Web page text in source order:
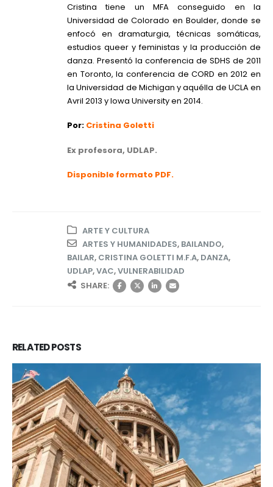
Cristina tiene un MFA conseguido en la
Universidad de Colorado en Boulder, donde se
enfocó en dramaturgia, técnicas somáticas,
estudios queer y feministas y la producción de
danza. Presentó la conferencia de SDHS de 2011
en Toronto, la conferencia de CORD en 2012 en
la Universidad de Michigan y aquélla de UCLA en
Avril 2013 y Iowa University en 2014.
Por: Cristina Goletti
Ex profesora, UDLAP.
Disponible formato PDF.
ARTE Y CULTURA
ARTES Y HUMANIDADES, BAILANDO,
BAILAR, CRISTINA GOLETTI M.F.A, DANZA,
UDLAP,VAC,VULNERABILIDAD
SHARE:
RELATEDPOSTS